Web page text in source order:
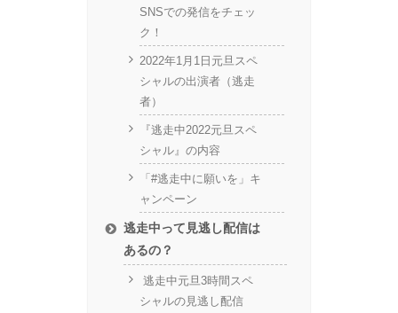
SNSでの発信をチェッ
ク！
2022年1月1日元旦スペ
シャルの出演者（逃走
者）
『逃走中2022元旦スペ
シャル』の内容
「#逃走中に願いを」キ
ャンペーン
逃走中って見逃し配信は
あるの？
逃走中元旦3時間スペ
シャルの見逃し配信